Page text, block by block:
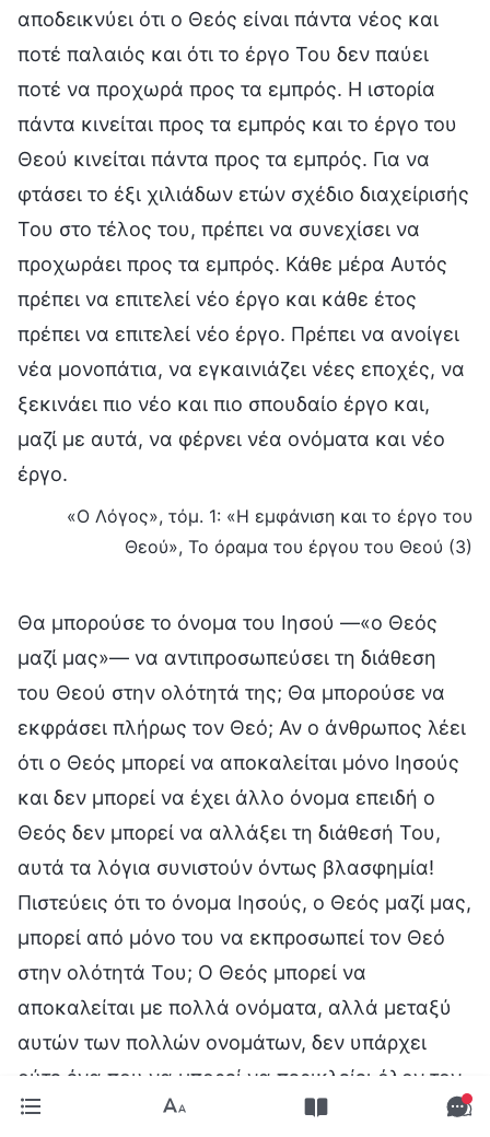
αποδεικνύει ότι ο Θεός είναι πάντα νέος και
ποτέ παλαιός και ότι το έργο Του δεν παύει
ποτέ να προχωρά προς τα εμπρός. Η ιστορία
πάντα κινείται προς τα εμπρός και το έργο του
Θεού κινείται πάντα προς τα εμπρός. Για να
φτάσει το έξι χιλιάδων ετών σχέδιο διαχείρισής
Του στο τέλος του, πρέπει να συνεχίσει να
προχωράει προς τα εμπρός. Κάθε μέρα Αυτός
πρέπει να επιτελεί νέο έργο και κάθε έτος
πρέπει να επιτελεί νέο έργο. Πρέπει να ανοίγει
νέα μονοπάτια, να εγκαινιάζει νέες εποχές, να
ξεκινάει πιο νέο και πιο σπουδαίο έργο και,
μαζί με αυτά, να φέρνει νέα ονόματα και νέο
έργο.
«Ο Λόγος», τόμ. 1: «Η εμφάνιση και το έργο του
Θεού», Το όραμα του έργου του Θεού (3)
Θα μπορούσε το όνομα του Ιησού —«ο Θεός
μαζί μας»— να αντιπροσωπεύσει τη διάθεση
του Θεού στην ολότητά της; Θα μπορούσε να
εκφράσει πλήρως τον Θεό; Αν ο άνθρωπος λέει
ότι ο Θεός μπορεί να αποκαλείται μόνο Ιησούς
και δεν μπορεί να έχει άλλο όνομα επειδή ο
Θεός δεν μπορεί να αλλάξει τη διάθεσή Του,
αυτά τα λόγια συνιστούν όντως βλασφημία!
Πιστεύεις ότι το όνομα Ιησούς, ο Θεός μαζί μας,
μπορεί από μόνο του να εκπροσωπεί τον Θεό
στην ολότητά Του; Ο Θεός μπορεί να
αποκαλείται με πολλά ονόματα, αλλά μεταξύ
αυτών των πολλών ονομάτων, δεν υπάρχει
ούτε ένα που να μπορεί να περικλείει όλον τον
Θεό, ούτε ένα που να μπορεί να εκπροσωπεί